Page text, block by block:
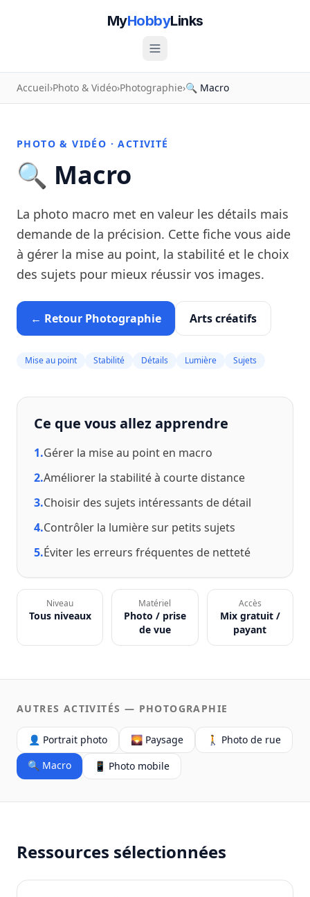
MyHobbyLinks
Accueil›Photo & Vidéo›Photographie›🔍 Macro
PHOTO & VIDÉO · ACTIVITÉ
🔍 Macro
La photo macro met en valeur les détails mais
demande de la précision. Cette fiche vous aide
à gérer la mise au point, la stabilité et le choix
des sujets pour mieux réussir vos images.
← Retour Photographie Arts créatifs
Mise au point Stabilité Détails Lumière Sujets
Ce que vous allez apprendre
1.Gérer la mise au point en macro
2.Améliorer la stabilité à courte distance
3.Choisir des sujets intéressants de détail
4.Contrôler la lumière sur petits sujets
5.Éviter les erreurs fréquentes de netteté
Niveau
Tous niveaux
Matériel
Photo / prise
de vue
Accès
Mix gratuit /
payant
AUTRES ACTIVITÉS — PHOTOGRAPHIE
👤 Portrait photo 🌄 Paysage
🚶 Photo de rue
🔍 Macro
📱 Photo mobile
Ressources sélectionnées